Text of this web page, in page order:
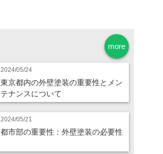
more
2024/05/24
東京都内の外壁塗装の重要性とメン
テナンスについて
2024/05/21
都市部の重要性：外壁塗装の必要性